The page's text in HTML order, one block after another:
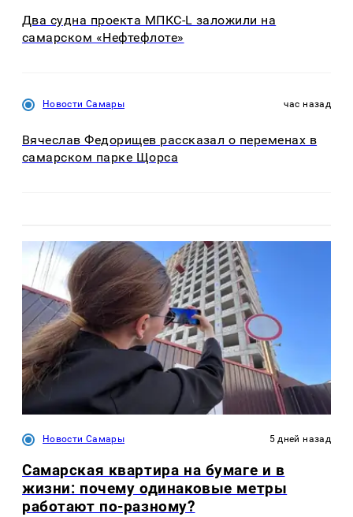
Два судна проекта МПКС-L заложили на
самарском «Нефтефлоте»
Новости Самары час назад
Вячеслав Федорищев рассказал о переменах в
самарском парке Щорса
Новости Самары 5 дней назад
Самарская квартира на бумаге и в
жизни: почему одинаковые метры
работают по-разному?